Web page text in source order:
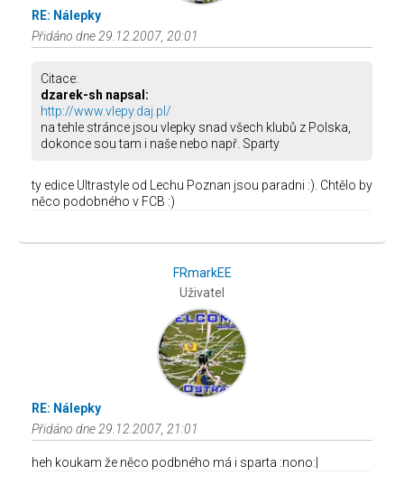
RE: Nálepky
Přidáno dne 29.12.2007, 20:01
Citace:
dzarek-sh napsal:
http://www.vlepy.daj.pl/
na tehle stránce jsou vlepky snad všech klubů z Polska,
dokonce sou tam i naše nebo např. Sparty
ty edice Ultrastyle od Lechu Poznan jsou paradni :). Chtělo by
něco podobného v FCB :)
FRmarkEE
Uživatel
RE: Nálepky
Přidáno dne 29.12.2007, 21:01
heh koukam že něco podbného má i sparta :nono:|